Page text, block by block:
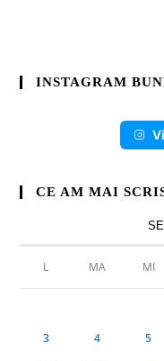
INSTAGRAM
CE AM MAI
L MA MI
3 4 5